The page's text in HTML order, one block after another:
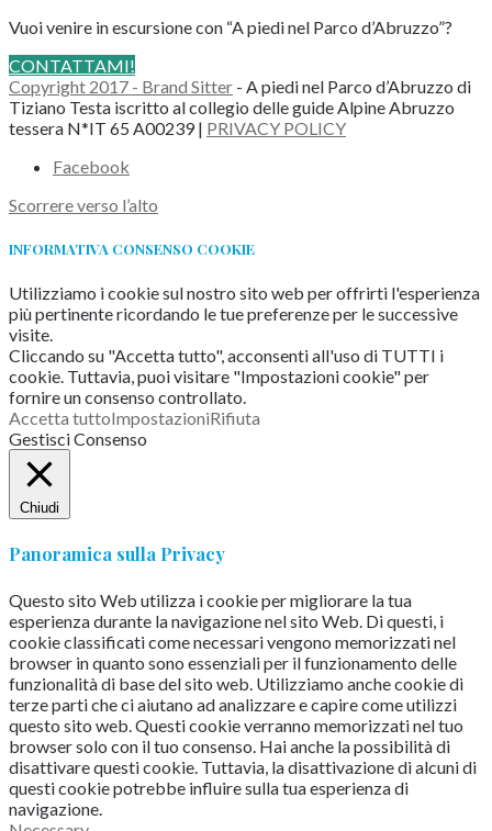
Vuoi venire in escursione con “A piedi nel Parco d’Abruzzo”?
CONTATTAMI!
Copyright 2017 - Brand Sitter - A piedi nel Parco d’Abruzzo di
Tiziano Testa iscritto al collegio delle guide Alpine Abruzzo
tessera N*IT 65 A00239 | PRIVACY POLICY
Facebook
Scorrere verso l’alto
INFORMATIVA CONSENSO COOKIE
Utilizziamo i cookie sul nostro sito web per offrirti l'esperienza
più pertinente ricordando le tue preferenze per le successive
visite.
Cliccando su "Accetta tutto", acconsenti all'uso di TUTTI i
cookie. Tuttavia, puoi visitare "Impostazioni cookie" per
fornire un consenso controllato.
Accetta tuttoImpostazioniRifiuta
Gestisci Consenso
Chiudi
Panoramica sulla Privacy
Questo sito Web utilizza i cookie per migliorare la tua
esperienza durante la navigazione nel sito Web. Di questi, i
cookie classificati come necessari vengono memorizzati nel
browser in quanto sono essenziali per il funzionamento delle
funzionalità di base del sito web. Utilizziamo anche cookie di
terze parti che ci aiutano ad analizzare e capire come utilizzi
questo sito web. Questi cookie verranno memorizzati nel tuo
browser solo con il tuo consenso. Hai anche la possibilità di
disattivare questi cookie. Tuttavia, la disattivazione di alcuni di
questi cookie potrebbe influire sulla tua esperienza di
navigazione.